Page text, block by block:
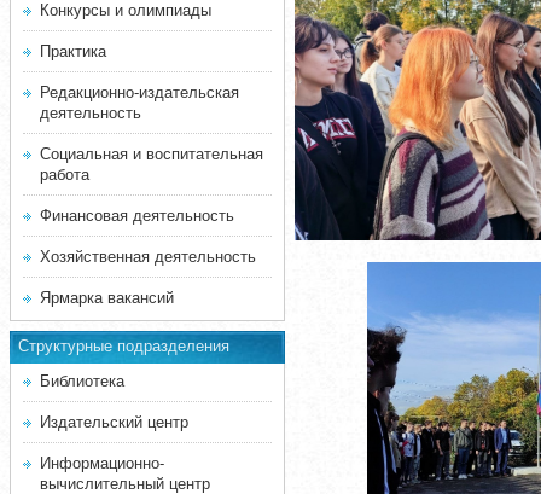
Конкурсы и олимпиады
Практика
Редакционно-издательская
деятельность
Социальная и воспитательная
работа
Финансовая деятельность
Хозяйственная деятельность
Ярмарка вакансий
Структурные подразделения
Библиотека
Издательский центр
Информационно-
вычислительный центр